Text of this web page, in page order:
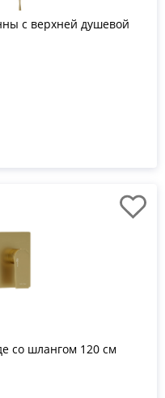
с верхней душевой
со шлангом 120 см